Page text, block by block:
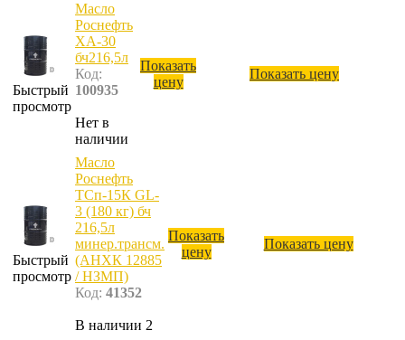
Быстрый
просмотр
Масло
Роснефть
ХА-30
бч216,5л
Код:
100935
Нет в
наличии
Показать
цену
Показать цену
Быстрый
просмотр
Масло
Роснефть
ТСп-15К GL-
3 (180 кг) бч
216,5л
минер.трансм.
(АНХК 12885
/ НЗМП)
Код: 41352
В наличии 2
Показать
цену
Показать цену